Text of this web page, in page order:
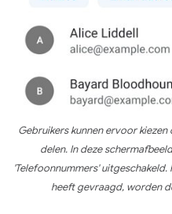
Gebruikers kunnen ervoor
delen. In deze
'Telefoonnummers'
heeft gevraagd, worden